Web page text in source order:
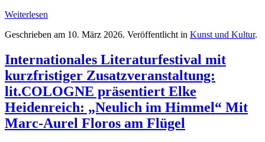
Weiterlesen
Geschrieben am 10. März 2026. Veröffentlicht in Kunst und Kultur.
Internationales Literaturfestival mit
kurzfristiger Zusatzveranstaltung:
lit.COLOGNE präsentiert Elke
Heidenreich: „Neulich im Himmel“ Mit
Marc-Aurel Floros am Flügel